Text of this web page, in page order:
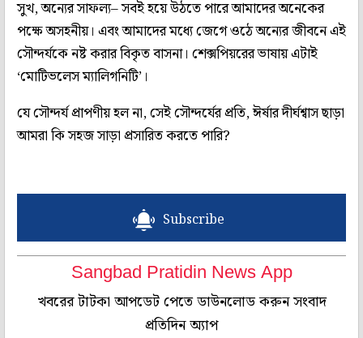
সুখ, অন্যের সাফল্য– সবই হয়ে উঠতে পারে আমাদের অনেকের
পক্ষে অসহনীয়। এবং আমাদের মধ্যে জেগে ওঠে অন্যের জীবনে এই
সৌন্দর্যকে নষ্ট করার বিকৃত বাসনা। শেক্সপিয়রের ভাষায় এটাই
‘মোটিভলেস ম্যালিগনিটি’।
যে সৌন্দর্য প্রাপণীয় হল না, সেই সৌন্দর্যের প্রতি, ঈর্ষার দীর্ঘশ্বাস ছাড়া
আমরা কি সহজ সাড়া প্রসারিত করতে পারি?
Subscribe
Sangbad Pratidin News App
খবরের টাটকা আপডেট পেতে ডাউনলোড করুন সংবাদ
প্রতিদিন অ্যাপ